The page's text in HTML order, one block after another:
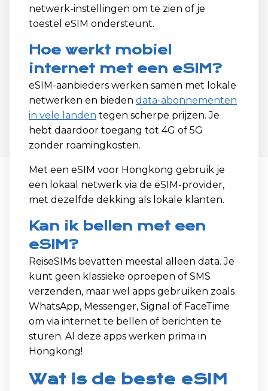
netwerk-instellingen om te zien of je
toestel eSIM ondersteunt.
Hoe werkt mobiel
internet met een eSIM?
eSIM-aanbieders werken samen met lokale
netwerken en bieden data-abonnementen
in vele landen tegen scherpe prijzen. Je
hebt daardoor toegang tot 4G of 5G
zonder roamingkosten.
Met een eSIM voor Hongkong gebruik je
een lokaal netwerk via de eSIM-provider,
met dezelfde dekking als lokale klanten.
Kan ik bellen met een
eSIM?
ReiseSIMs bevatten meestal alleen data. Je
kunt geen klassieke oproepen of SMS
verzenden, maar wel apps gebruiken zoals
WhatsApp, Messenger, Signal of FaceTime
om via internet te bellen of berichten te
sturen. Al deze apps werken prima in
Hongkong!
Wat is de beste eSIM